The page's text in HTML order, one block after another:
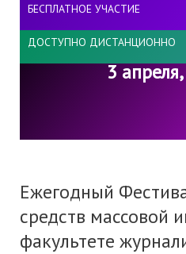
БЕСПЛАТНОЕ УЧАСТИЕ
ДОСТУПНО ДИСТАНЦИОННО
3
Ежегодный
средств массовой
факультете